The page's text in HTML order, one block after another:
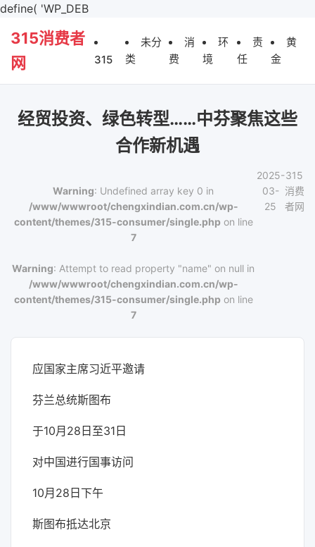
define( 'WP_DEB
315消费者
网
315
未分
类
消
费
环
境
责
任
黄
金
经贸投资、绿色转型……中芬聚焦这些
合作新机遇
Warning: Undefined array key 0 in
/www/wwwroot/chengxindian.com.cn/wp-
content/themes/315-consumer/single.phpon line
7
Warning: Attempt to read property "name" on null in
/www/wwwroot/chengxindian.com.cn/wp-
content/themes/315-consumer/single.phpon line
7
2025-
03-
25
315
消费
者网
应国家主席习近平邀请
芬兰总统斯图布
于10月28日至31日
对中国进行国事访问
10月28日下午
斯图布抵达北京